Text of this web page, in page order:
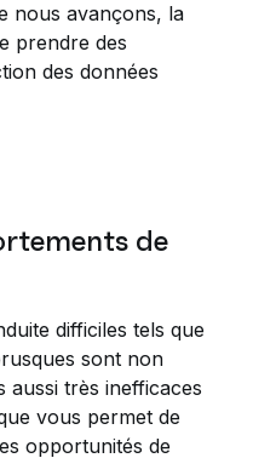
nous avançons, la
prendre des
des données
de
difficiles tels que
sont non
aussi très inefficaces
vous permet de
opportunités de